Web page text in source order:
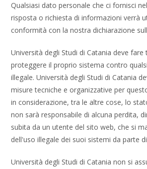
Qualsiasi dato personale che ci fornisci
risposta o richiesta di informazioni verrà
conformità con la nostra dichiarazione
Università degli Studi di Catania deve
proteggere il proprio sistema contro
illegale. Università degli Studi di Catania
misure tecniche e organizzative per
in considerazione, tra le altre cose, lo
non sarà responsabile di alcuna perdita,
subita da un utente del sito web, che si
dell'uso illegale dei suoi sistemi da parte
Università degli Studi di Catania non si